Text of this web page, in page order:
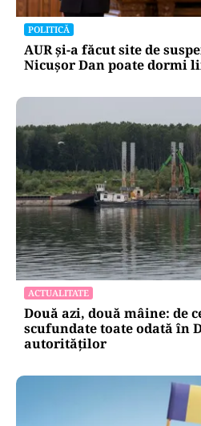
POLITICĂ
AUR și-a făcut site de
Nicușor Dan poate dormi
ACTUALITATE
Două azi, două mâine: de
scufundate toate odată în
autorităților